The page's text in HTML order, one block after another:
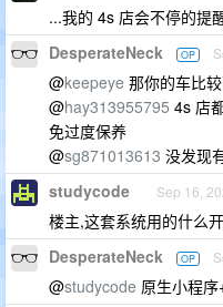
...我的 4s 店会不停的提
DesperateNeck OP
@keepeye 那你的车比
@hay313955795 4s 店
免过度保养
@sg871013613 没发现
studycode Sep 16,
楼主,这套系统用的什么
DesperateNeck OP
@studycode 原生小程